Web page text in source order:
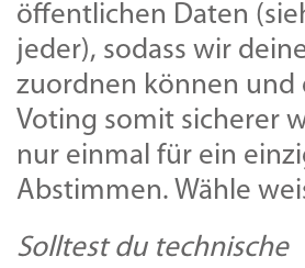
öffentlichen Daten
jeder), sodass wir
zuordnen können und
Voting somit sicherer
nur einmal für ein
Abstimmen. Wähle
Solltest du technische